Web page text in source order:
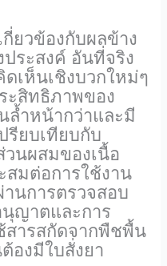
ยวข้องกับผลข้าง
ระสงค์ อันที่จริง
เห็นเชิงบวกใหม่ๆ
ะสิทธิภาพของ
ำหน้ากว่าและมี
รียบเทียบกับ
นผสมของเนื้อ
มต่อการใช้งาน
านการตรวจสอบ
ญาตและการ
ารสกัดจากพืชพื้น
องมีใบสั่งยา